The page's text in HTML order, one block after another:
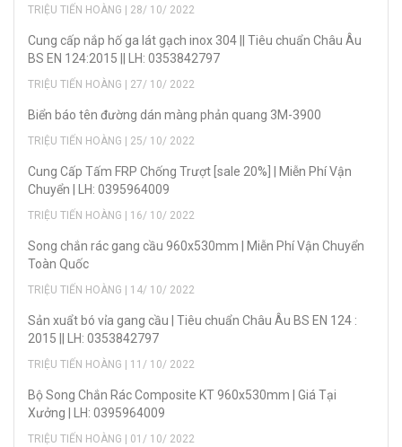
TRIỆU TIẾN HOÀNG | 28/ 10/ 2022
Cung cấp nắp hố ga lát gạch inox 304 || Tiêu chuẩn Châu Âu
BS EN 124:2015 || LH: 0353842797
TRIỆU TIẾN HOÀNG | 27/ 10/ 2022
Biển báo tên đường dán màng phản quang 3M-3900
TRIỆU TIẾN HOÀNG | 25/ 10/ 2022
Cung Cấp Tấm FRP Chống Trượt [sale 20%] | Miễn Phí Vận
Chuyển | LH: 0395964009
TRIỆU TIẾN HOÀNG | 16/ 10/ 2022
Song chắn rác gang cầu 960x530mm | Miễn Phí Vận Chuyển
Toàn Quốc
TRIỆU TIẾN HOÀNG | 14/ 10/ 2022
Sản xuẩt bó vỉa gang cầu | Tiêu chuẩn Châu Âu BS EN 124 :
2015 || LH: 0353842797
TRIỆU TIẾN HOÀNG | 11/ 10/ 2022
Bộ Song Chắn Rác Composite KT 960x530mm | Giá Tại
Xưởng | LH: 0395964009
TRIỆU TIẾN HOÀNG | 01/ 10/ 2022